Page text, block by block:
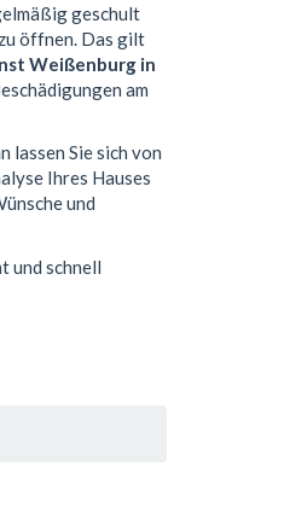
geschult
zu öffnen. Das gilt
Weißenburg in
am
lassen Sie sich von
Ihres Hauses
und
und schnell